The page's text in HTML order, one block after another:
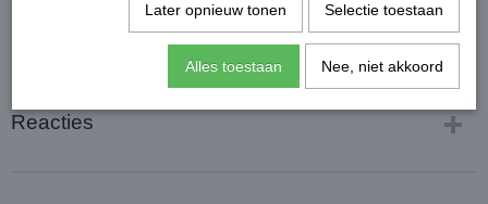
Reacties
Later opnieuw tonen Selectie toestaan
Alles toestaan Nee, niet akkoord